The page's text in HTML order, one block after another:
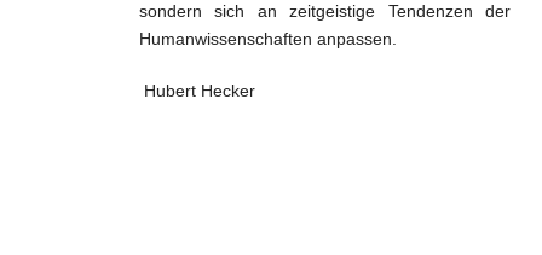
sondern sich an zeitgeistige Tendenzen der
Humanwissenschaften anpassen.
Hubert Hecker